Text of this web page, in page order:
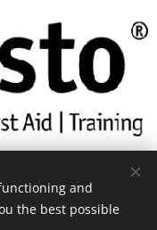
and
the best possible